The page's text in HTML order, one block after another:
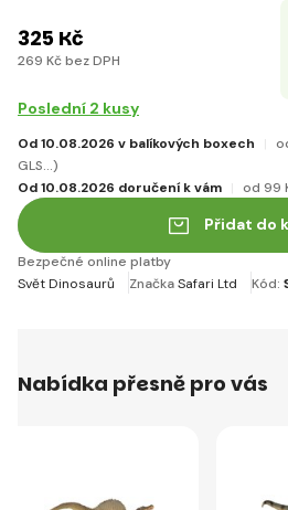
325 Kč
269 Kč bez DPH
Poslední 2 kusy
Od 10.08.2026 v balíkových boxech
GLS...)
Od 10.08.2026 doručení k vám
od 99
Přidat do
Bezpečné online platby
Svět Dinosaurů
ZnačkaSafari Ltd Kód:
Nabídka přesně pro vás